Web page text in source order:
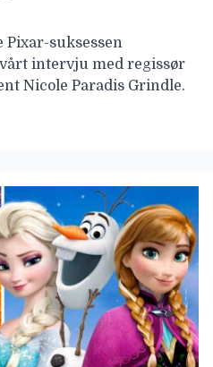
Pixar-suksessen
vårt intervju med regissør
Nicole Paradis Grindle.